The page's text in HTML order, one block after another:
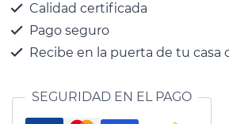
Calidad certificada
Pago seguro
Recibe en la puerta de tu casa
SEGURIDAD EN EL PAGO